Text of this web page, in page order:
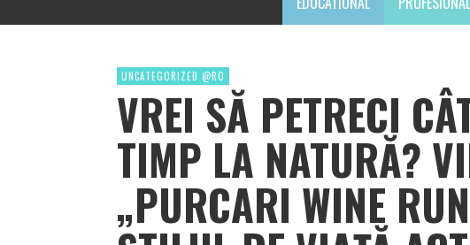
UNCATEGORIZED @RO
VREI SĂ PETRECI
TIMP LA NATURĂ?
„PURCARI WINE